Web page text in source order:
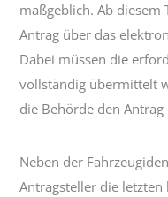
maßgeblich. Ab diesem
Antrag über das
Dabei müssen die
vollständig übermittelt
die Behörde den Antrag
Neben der
Antragsteller die letzten